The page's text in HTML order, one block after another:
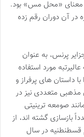
معنای «محل مس» بود.
در آن دوران رقم زده
پرنس، به عنوان
مورد استفاده
داستان های پرفراز و
مذهبی متعددی نیز در
صومعه ترینیتی
بازسازی گشته اند، از
قسطنطنیه در سال